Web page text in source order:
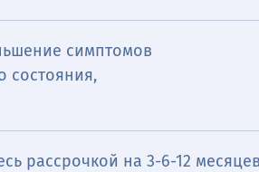
симптомов
состояния,
рассрочкой на 3-6-12